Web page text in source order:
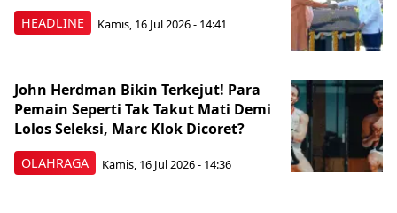
HEADLINE Kamis, 16 Jul 2026 - 14:41
OLAHRAGA
John Herdman Bikin Terkejut! Para
Pemain Seperti Tak Takut Mati Demi
Lolos Seleksi, Marc Klok Dicoret?
Kamis, 16 Jul 2026 - 14:36